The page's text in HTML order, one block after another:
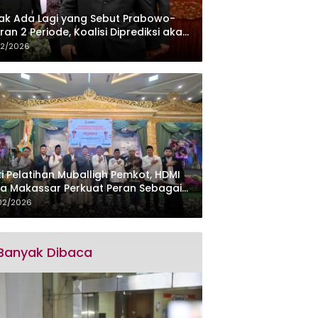
Ada Lagi yang Sebut Prabowo-
2 Periode, Koalisi Diprediksi akan
Kursi Cawapres di 2029
2026
Pelatihan Muballigh Pemkot, HDMI
Makassar Perkuat Peran Sebagai
Pemerintah
2026
Dibaca